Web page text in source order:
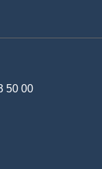
50 00